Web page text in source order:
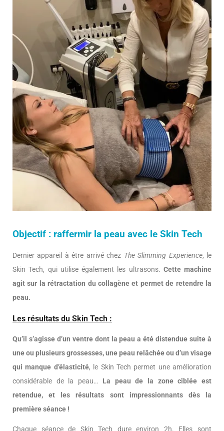
Objectif : raffermir la peau avec le Skin Tech
Dernier appareil à être arrivé chez The Slimming Experience, le
Skin Tech, qui utilise également les ultrasons. Cette machine
agit sur la rétractation du collagène et permet de retendre la
peau.
Les résultats du Skin Tech :
Qu’il s’agisse d’un ventre dont la peau a été distendue suite à
une ou plusieurs grossesses, une peau relâchée ou d’un visage
qui manque d’élasticité, le Skin Tech permet une amélioration
considérable de la peau… La peau de la zone ciblée est
retendue, et les résultats sont impressionnants dès la
première séance !
Chaque séance de Skin Tech dure environ 2h. Elles sont